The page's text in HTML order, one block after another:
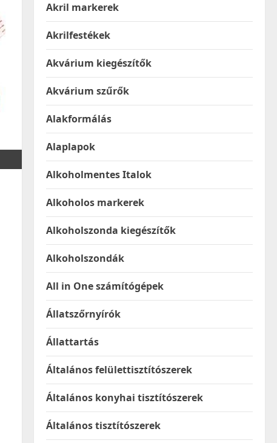
Akril markerek
Akrilfestékek
Akvárium kiegészítők
Akvárium szűrők
Alakformálás
Alaplapok
Alkoholmentes Italok
Alkoholos markerek
Alkoholszonda kiegészítők
Alkoholszondák
All in One számítógépek
Állatszőrnyírók
Állattartás
Általános felülettisztítószerek
Általános konyhai tisztítószerek
Általános tisztítószerek